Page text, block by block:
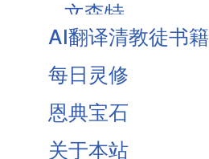
文森特
Brooks
Owen
Traill
AI翻译清教徒书籍
每日灵修
恩典宝石
关于本站